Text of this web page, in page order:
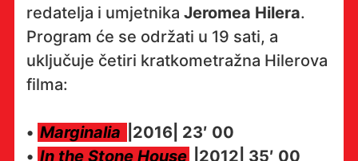
redatelja i umjetnika Jeromea Hilera.
Program će se održati u 19 sati, a
uključuje četiri kratkometražna Hilerova
filma:
• Marginalia
|2016| 23′ 00
• In the Stone House |2012| 35′ 00